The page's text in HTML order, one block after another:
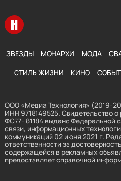
Перейти на главную
ЗВЕЗДЫ МОНАРХИ МОДА
СТИЛЬ ЖИЗНИ КИНО
ООО «Медиа Технология» (2019-
ИНН 9718149525. Свидетельство
ФС77- 81184 выдано Федеральной
связи, информационных
коммуникаций 02 июня 2021 г.
ответственности за
содержащейся в рекламных
предоставляет справочной